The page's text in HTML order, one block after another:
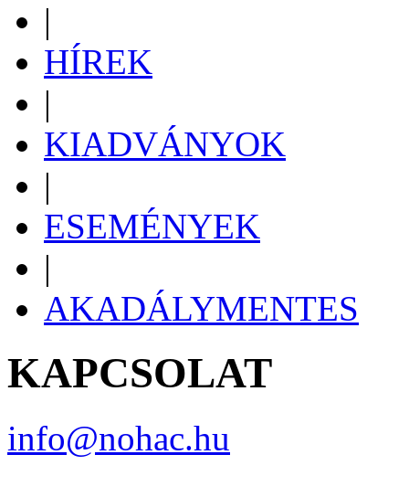
|
HÍREK
|
KIADVÁNYOK
|
ESEMÉNYEK
|
AKADÁLYMENTES
KAPCSOLAT
info@nohac.hu